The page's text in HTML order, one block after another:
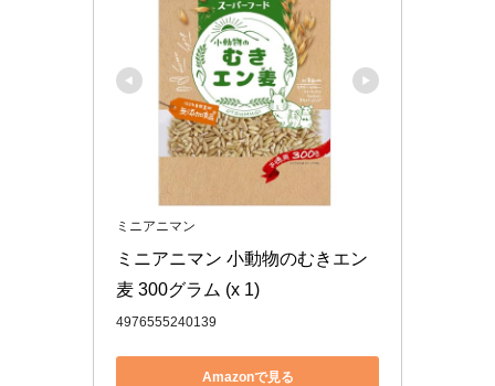
ミニアニマン
ミニアニマン 小動物のむきエン
麦 300グラム (x 1)
4976555240139
Amazonで見る